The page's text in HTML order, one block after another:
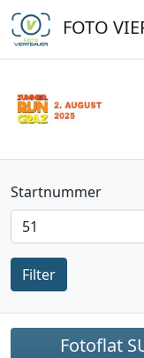
FOTO
Startnummer
Filter
Fotoflat